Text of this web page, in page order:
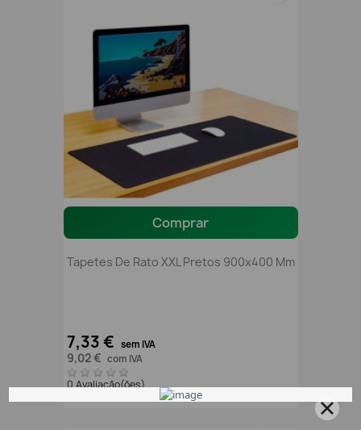
Comprar
Tapetes De Rato XXL Pretos 900x400 Mm
7,33 € sem IVA
9,02 € com IVA
0 Avaliação(ões)